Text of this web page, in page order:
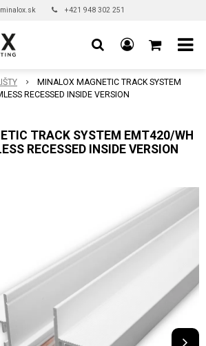
+421 948 302 251
MINALOX MAGNETIC TRACK SYSTEM
RECESSED INSIDE VERSION
TRACK SYSTEM EMT420/WH
RECESSED INSIDE VERSION